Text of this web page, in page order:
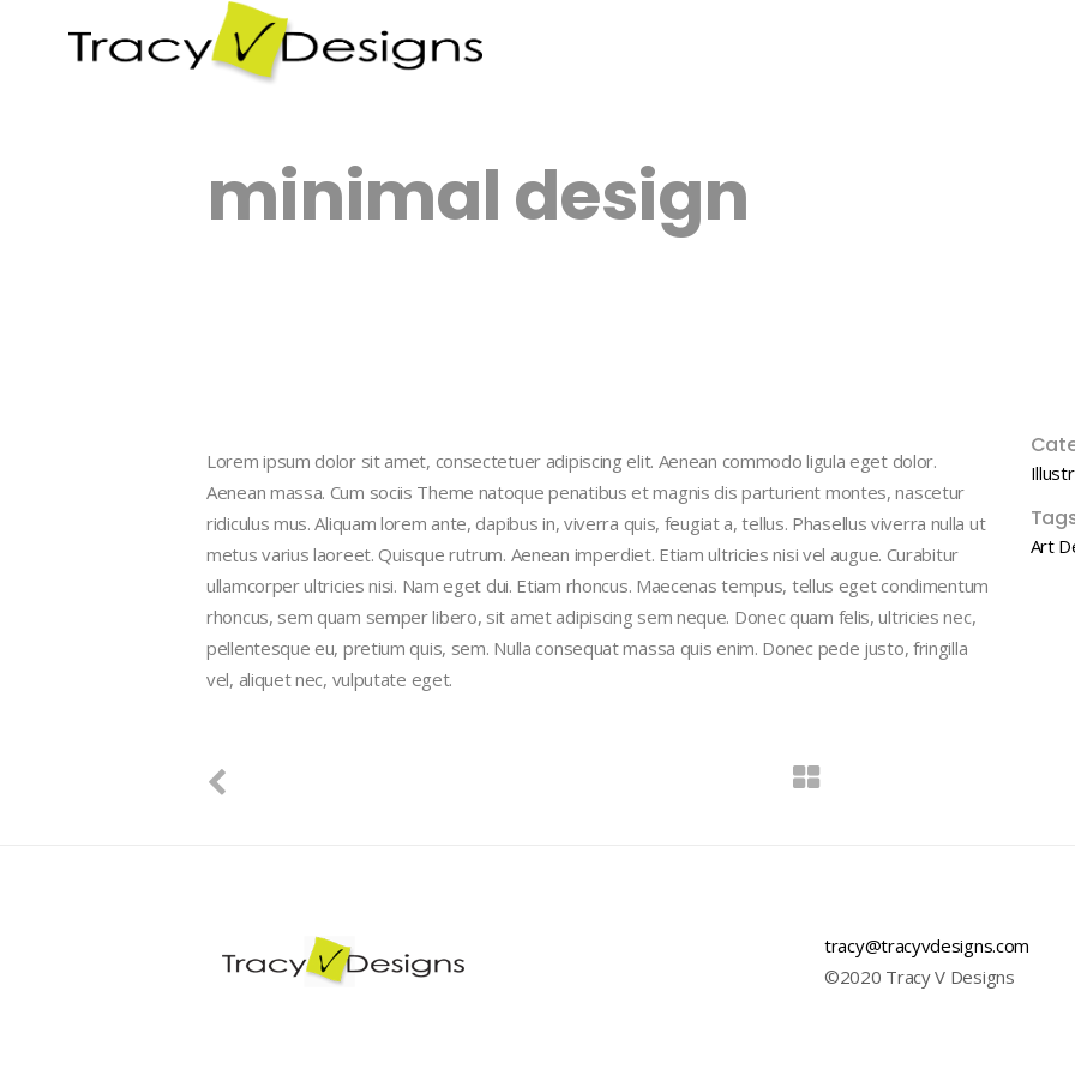
minimal design
Lorem ipsum dolor sit amet, consectetuer adipiscing elit. Aenean commodo ligula eget dolor.
Aenean massa. Cum sociis Theme natoque penatibus et magnis dis parturient montes, nascetur
ridiculus mus. Aliquam lorem ante, dapibus in, viverra quis, feugiat a, tellus. Phasellus viverra nulla ut
metus varius laoreet. Quisque rutrum. Aenean imperdiet. Etiam ultricies nisi vel augue. Curabitur
ullamcorper ultricies nisi. Nam eget dui. Etiam rhoncus. Maecenas tempus, tellus eget condimentum
rhoncus, sem quam semper libero, sit amet adipiscing sem neque. Donec quam felis, ultricies nec,
pellentesque eu, pretium quis, sem. Nulla consequat massa quis enim. Donec pede justo, fringilla
vel, aliquet nec, vulputate eget.
Art
tracy@tracyvdesigns.com
©2020 Tracy V Designs